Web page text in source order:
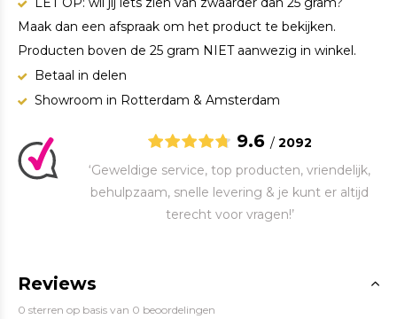
Maak dan een afspraak om het product te bekijken.
Producten boven de 25 gram NIET aanwezig in winkel.
Betaal in delen
Showroom in Rotterdam & Amsterdam
9.6 / 2092
‘Geweldige service, top producten, vriendelijk,
behulpzaam, snelle levering & je kunt er altijd
terecht voor vragen!’
Reviews
0 sterren op basis van 0 beoordelingen